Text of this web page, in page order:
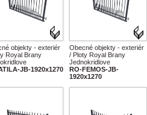
objekty - exteriér
Royal Brany
JB-1920x1270
Obecné objekty - exteriér
/ Ploty Royal Brany
Jednokridlove
RO-FEMOS-JB-
1920x1270